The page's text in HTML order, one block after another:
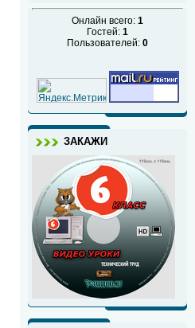
Онлайн всего: 1
Гостей: 1
Пользователей: 0
ЗАКАЖИ